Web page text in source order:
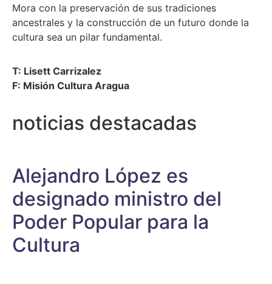
Mora con la preservación de sus tradiciones
ancestrales y la construcción de un futuro donde la
cultura sea un pilar fundamental.
T: Lisett Carrizalez
F: Misión Cultura Aragua
noticias destacadas
Alejandro López es
designado ministro del
Poder Popular para la
Cultura